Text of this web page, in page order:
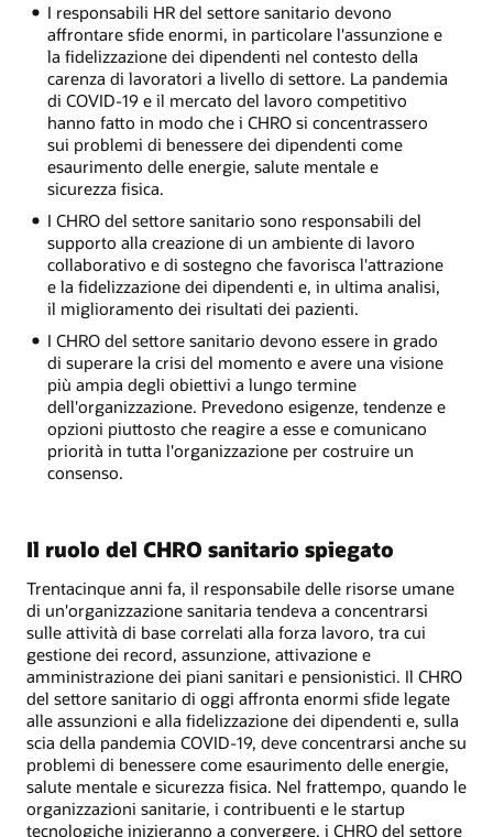
I responsabili HR del settore sanitario devono
affrontare sfide enormi, in particolare l'assunzione e
la fidelizzazione dei dipendenti nel contesto della
carenza di lavoratori a livello di settore. La pandemia
di COVID-19 e il mercato del lavoro competitivo
hanno fatto in modo che i CHRO si concentrassero
sui problemi di benessere dei dipendenti come
esaurimento delle energie, salute mentale e
sicurezza fisica.
I CHRO del settore sanitario sono responsabili del
supporto alla creazione di un ambiente di lavoro
collaborativo e di sostegno che favorisca l'attrazione
e la fidelizzazione dei dipendenti e, in ultima analisi,
il miglioramento dei risultati dei pazienti.
I CHRO del settore sanitario devono essere in grado
di superare la crisi del momento e avere una visione
più ampia degli obiettivi a lungo termine
dell'organizzazione. Prevedono esigenze, tendenze e
opzioni piuttosto che reagire a esse e comunicano
priorità in tutta l'organizzazione per costruire un
consenso.
Il ruolo del CHRO sanitario spiegato
Trentacinque anni fa, il responsabile delle risorse umane
di un'organizzazione sanitaria tendeva a concentrarsi
sulle attività di base correlati alla forza lavoro, tra cui
gestione dei record, assunzione, attivazione e
amministrazione dei piani sanitari e pensionistici. Il CHRO
del settore sanitario di oggi affronta enormi sfide legate
alle assunzioni e alla fidelizzazione dei dipendenti e, sulla
scia della pandemia COVID-19, deve concentrarsi anche su
problemi di benessere come esaurimento delle energie,
salute mentale e sicurezza fisica. Nel frattempo, quando le
organizzazioni sanitarie, i contribuenti e le startup
tecnologiche inizieranno a convergere, i CHRO del settore